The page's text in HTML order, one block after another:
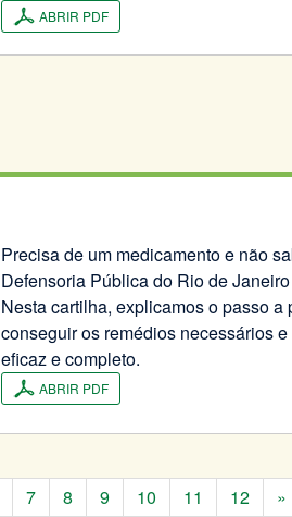
ABRIR PDF
Precisa de um medicamento e não
Defensoria Pública do Rio de
Nesta cartilha, explicamos o passo a
conseguir os remédios necessários
eficaz e completo.
ABRIR PDF
7 8 9 10 11 12 »